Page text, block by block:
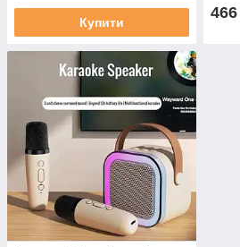
Купити
466